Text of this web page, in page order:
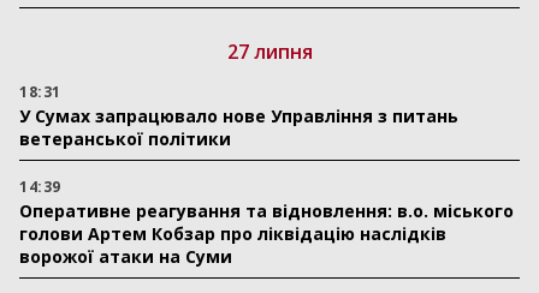
27 липня
18:31
У Сумах запрацювало нове Управління з питань
ветеранської політики
14:39
Оперативне реагування та відновлення: в.о. міського
голови Артем Кобзар про ліквідацію наслідків
ворожої атаки на Суми